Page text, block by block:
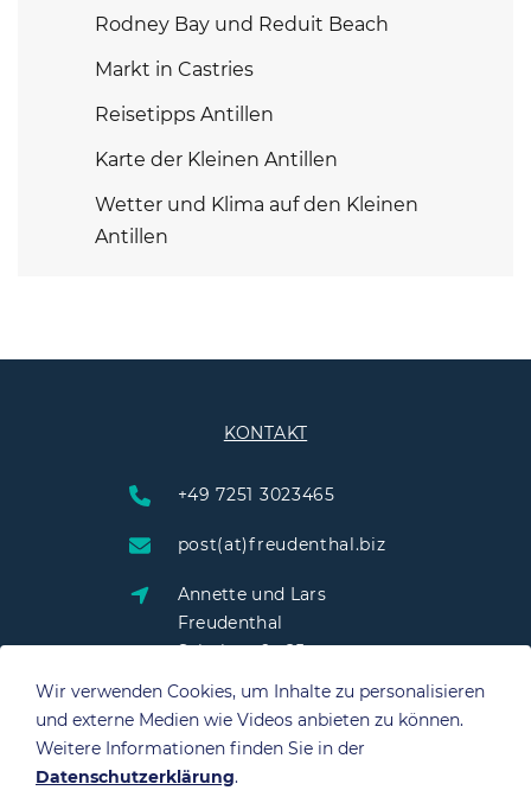
Rodney Bay und Reduit Beach
Markt in Castries
Reisetipps Antillen
Karte der Kleinen Antillen
Wetter und Klima auf den Kleinen
Antillen
KONTAKT
+49 7251 3023465
post(at)freudenthal.biz
Annette und Lars
Freudenthal
Schulstraße 25
76703 Kraichtal
Wir verwenden Cookies, um Inhalte zu personalisieren
und externe Medien wie Videos anbieten zu können.
Weitere Informationen finden Sie in der
Datenschutzerklärung.